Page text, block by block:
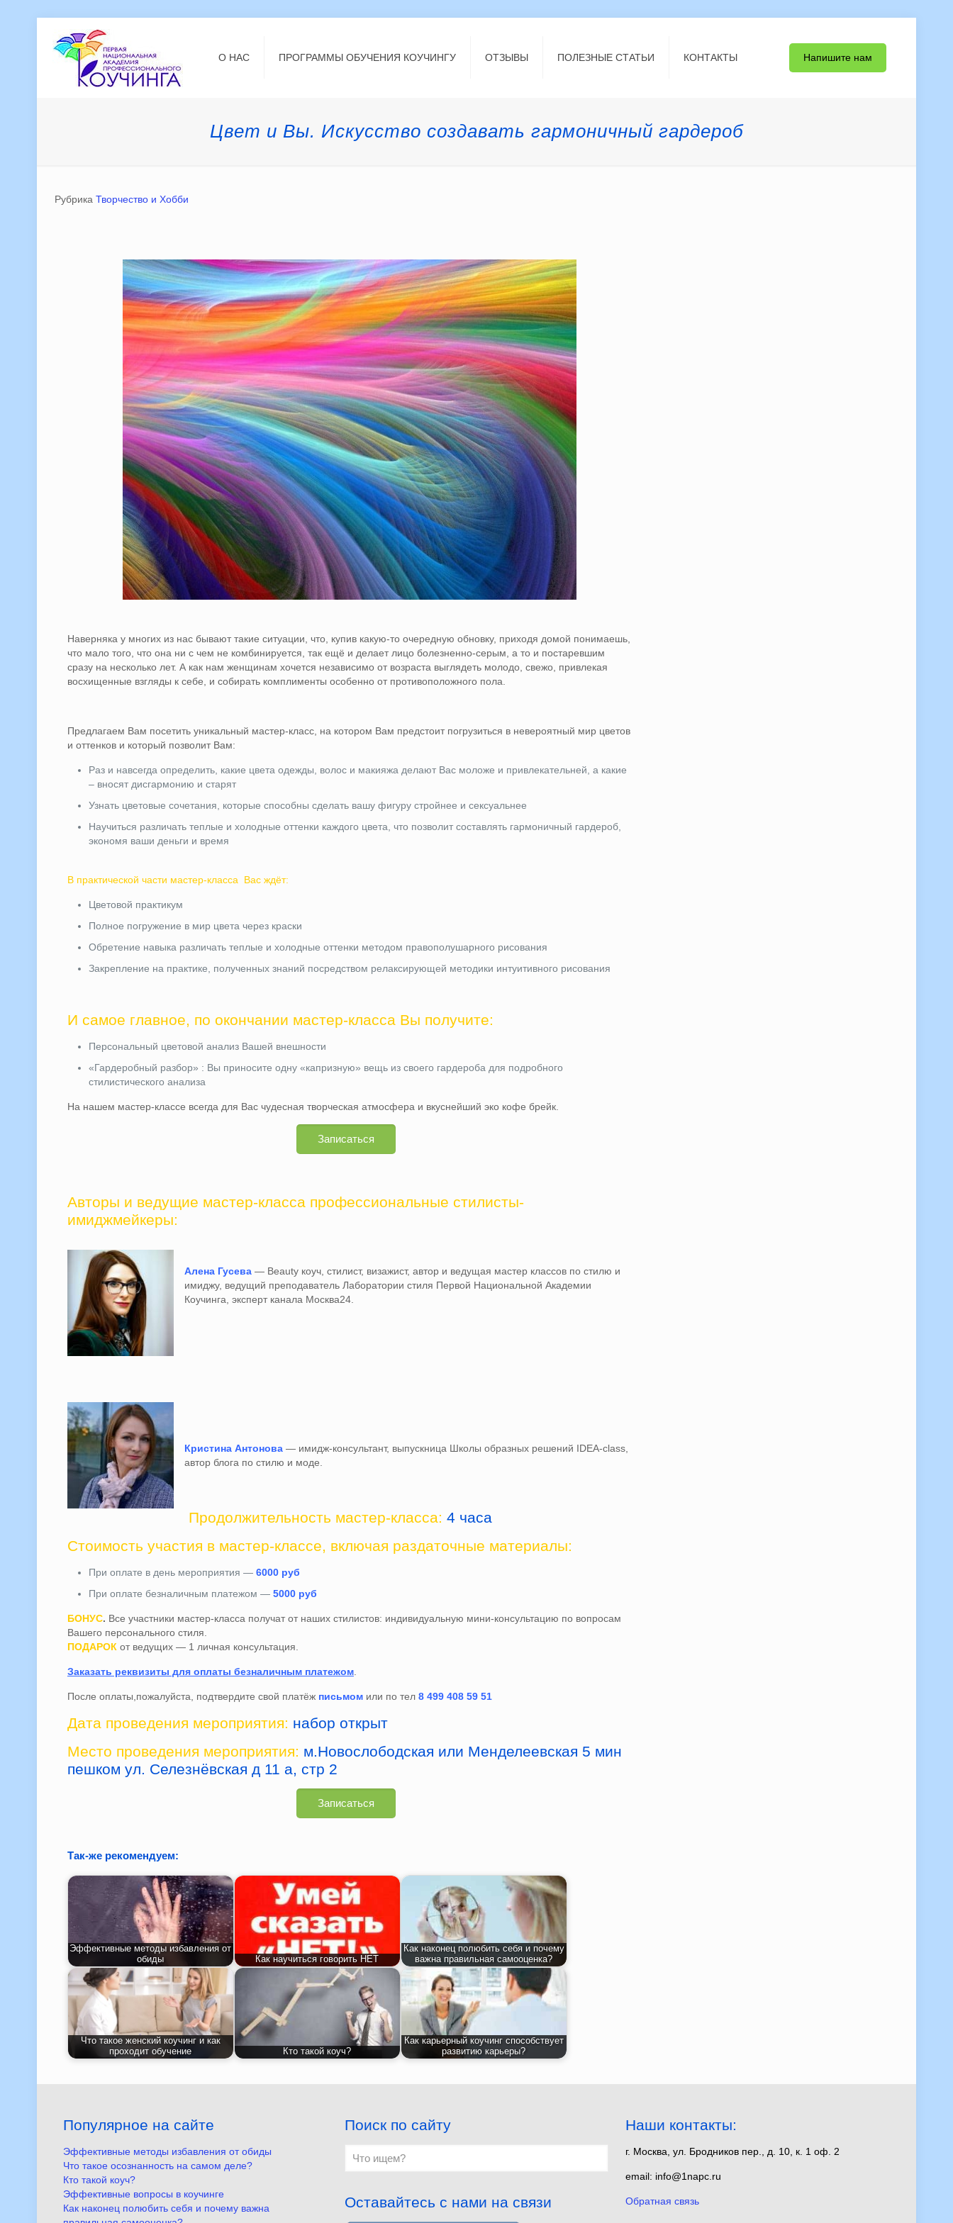
О НАС ПРОГРАММЫ ОБУЧЕНИЯ КОУЧИНГУ ОТЗЫВЫ ПОЛЕЗНЫЕ СТАТЬИ КОНТАКТЫ Напишите нам
Цвет и Вы. Искусство создавать гармоничный гардероб
Рубрика Творчество и Хобби
Наверняка у многих из нас бывают такие ситуации, что, купив какую-то очередную обновку, приходя домой понимаешь,
что мало того, что она ни с чем не комбинируется, так ещё и делает лицо болезненно-серым, а то и постаревшим
сразу на несколько лет. А как нам женщинам хочется независимо от возраста выглядеть молодо, свежо, привлекая
восхищенные взгляды к себе, и собирать комплименты особенно от противоположного пола.
Предлагаем Вам посетить уникальный мастер-класс, на котором Вам предстоит погрузиться в невероятный мир цветов
и оттенков и который позволит Вам:
Раз и навсегда определить, какие цвета одежды, волос и макияжа делают Вас моложе и привлекательней, а какие
– вносят дисгармонию и старят
Узнать цветовые сочетания, которые способны сделать вашу фигуру стройнее и сексуальнее
Научиться различать теплые и холодные оттенки каждого цвета, что позволит составлять гармоничный гардероб,
экономя ваши деньги и время
В практической части мастер-класса Вас ждёт:
Цветовой практикум
Полное погружение в мир цвета через краски
Обретение навыка различать теплые и холодные оттенки методом правополушарного рисования
Закрепление на практике, полученных знаний посредством релаксирующей методики интуитивного рисования
И самое главное, по окончании мастер-класса Вы получите:
Персональный цветовой анализ Вашей внешности
«Гардеробный разбор» : Вы приносите одну «капризную» вещь из своего гардероба для подробного
стилистического анализа
На нашем мастер-классе всегда для Вас чудесная творческая атмосфера и вкуснейший эко кофе брейк.
Записаться
Авторы и ведущие мастер-класса профессиональные стилисты-
имиджмейкеры:
Алена Гусева — Beauty коуч, стилист, визажист, автор и ведущая мастер классов по стилю и
имиджу, ведущий преподаватель Лаборатории стиля Первой Национальной Академии
Коучинга, эксперт канала Москва24.
Кристина Антонова— имидж-консультант, выпускница Школы образных решений IDEA-class,
автор блога по стилю и моде.
Продолжительность мастер-класса: 4 часа
Стоимость участия в мастер-классе, включая раздаточные материалы:
При оплате в день мероприятия — 6000 руб
При оплате безналичным платежом — 5000 руб
БОНУС. Все участники мастер-класса получат от наших стилистов: индивидуальную мини-консультацию по вопросам
Вашего персонального стиля.
ПОДАРОК от ведущих — 1 личная консультация.
Заказать реквизиты для оплаты безналичным платежом.
После оплаты,пожалуйста, подтвердите свой платёж письмомили по тел 8 499 408 59 51
Дата проведения мероприятия: набор открыт
Место проведения мероприятия: м.Новослободская или Менделеевская 5 мин
пешком ул. Селезнёвская д 11 а, стр 2
Записаться
Так-же рекомендуем:
Эффективные методы избавления от
обиды
Как научиться говорить НЕТ
Как наконец полюбить себя и почему
важна правильная самооценка?
Что такое женский коучинг и как
проходит обучение
Кто такой коуч?
Как карьерный коучинг способствует
развитию карьеры?
Популярное на сайте
Эффективные методы избавления от обиды
Что такое осознанность на самом деле?
Кто такой коуч?
Эффективные вопросы в коучинге
Как наконец полюбить себя и почему важна
Поиск по сайту
Оставайтесь с нами на связи
Наши контакты:
г. Москва, ул. Бродников пер., д. 10, к. 1 оф. 2
email: info@1napc.ru
Обратная связь